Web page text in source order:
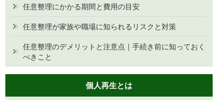
任意整理にかかる期間と費用の目安
任意整理が家族や職場に知られるリスクと対策
任意整理のデメリットと注意点｜手続き前に知っておく
べきこと
個人再生とは